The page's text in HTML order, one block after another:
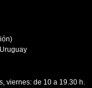
viernes: de 10 a 19.30 h.